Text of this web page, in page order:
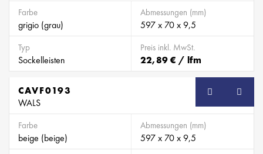
Farbe
grigio (grau)
Abmessungen (mm)
597 x 70 x 9,5
Typ
Sockelleisten
Preis inkl. MwSt.
22,89 € / lfm
SB
CAVF0193
WALS
Farbe
beige (beige)
Abmessungen (mm)
597 x 70 x 9,5